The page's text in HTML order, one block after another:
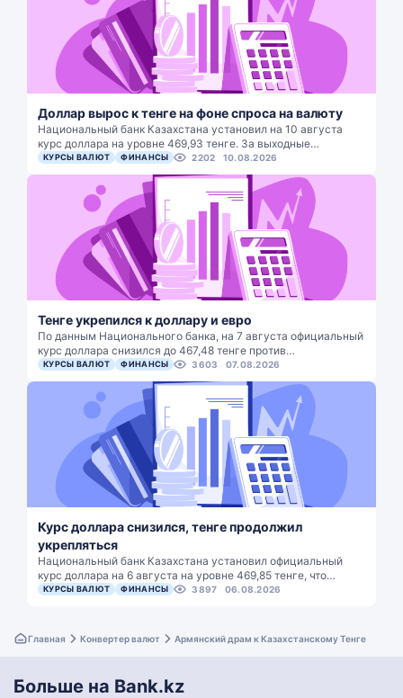
Доллар вырос к тенге на фоне спроса на валюту
Национальный банк Казахстана установил на 10 августа
курс доллара на уровне 469,93 тенге. За выходные…
КУРСЫ ВАЛЮТ ФИНАНСЫ 2202 10.08.2026
Тенге укрепился к доллару и евро
По данным Национального банка, на 7 августа официальный
курс доллара снизился до 467,48 тенге против…
КУРСЫ ВАЛЮТ ФИНАНСЫ 3603 07.08.2026
Курс доллара снизился, тенге продолжил
укрепляться
Национальный банк Казахстана установил официальный
курс доллара на 6 августа на уровне 469,85 тенге, что…
КУРСЫ ВАЛЮТ ФИНАНСЫ 3897 06.08.2026
Главная Конвертер валют Армянский драм к Казахстанскому Тенге
Больше на Bank.kz